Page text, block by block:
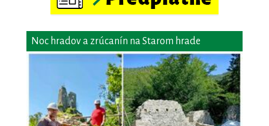
Noc hradov a zrúcanín na Starom hrade